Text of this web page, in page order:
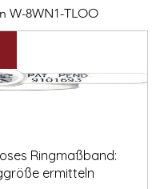
W-8WN1-TLOO
Preis
Ringmaßband:
ermitteln